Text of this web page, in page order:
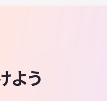
よう